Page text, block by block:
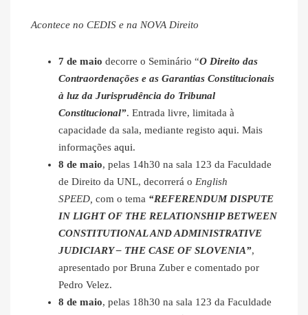
Acontece no CEDIS e na NOVA Direito
7 de maio decorre o Seminário “O Direito das
Contraordenações e as Garantias Constitucionais
à luz da Jurisprudência do Tribunal
Constitucional”. Entrada livre, limitada à
capacidade da sala, mediante registo aqui. Mais
informações aqui.
8 de maio, pelas 14h30 na sala 123 da Faculdade
de Direito da UNL, decorrerá o English
SPEED, com o tema “REFERENDUM DISPUTE
IN LIGHT OF THE RELATIONSHIP BETWEEN
CONSTITUTIONAL AND ADMINISTRATIVE
JUDICIARY – THE CASE OF SLOVENIA”,
apresentado por Bruna Zuber e comentado por
Pedro Velez.
8 de maio, pelas 18h30 na sala 123 da Faculdade